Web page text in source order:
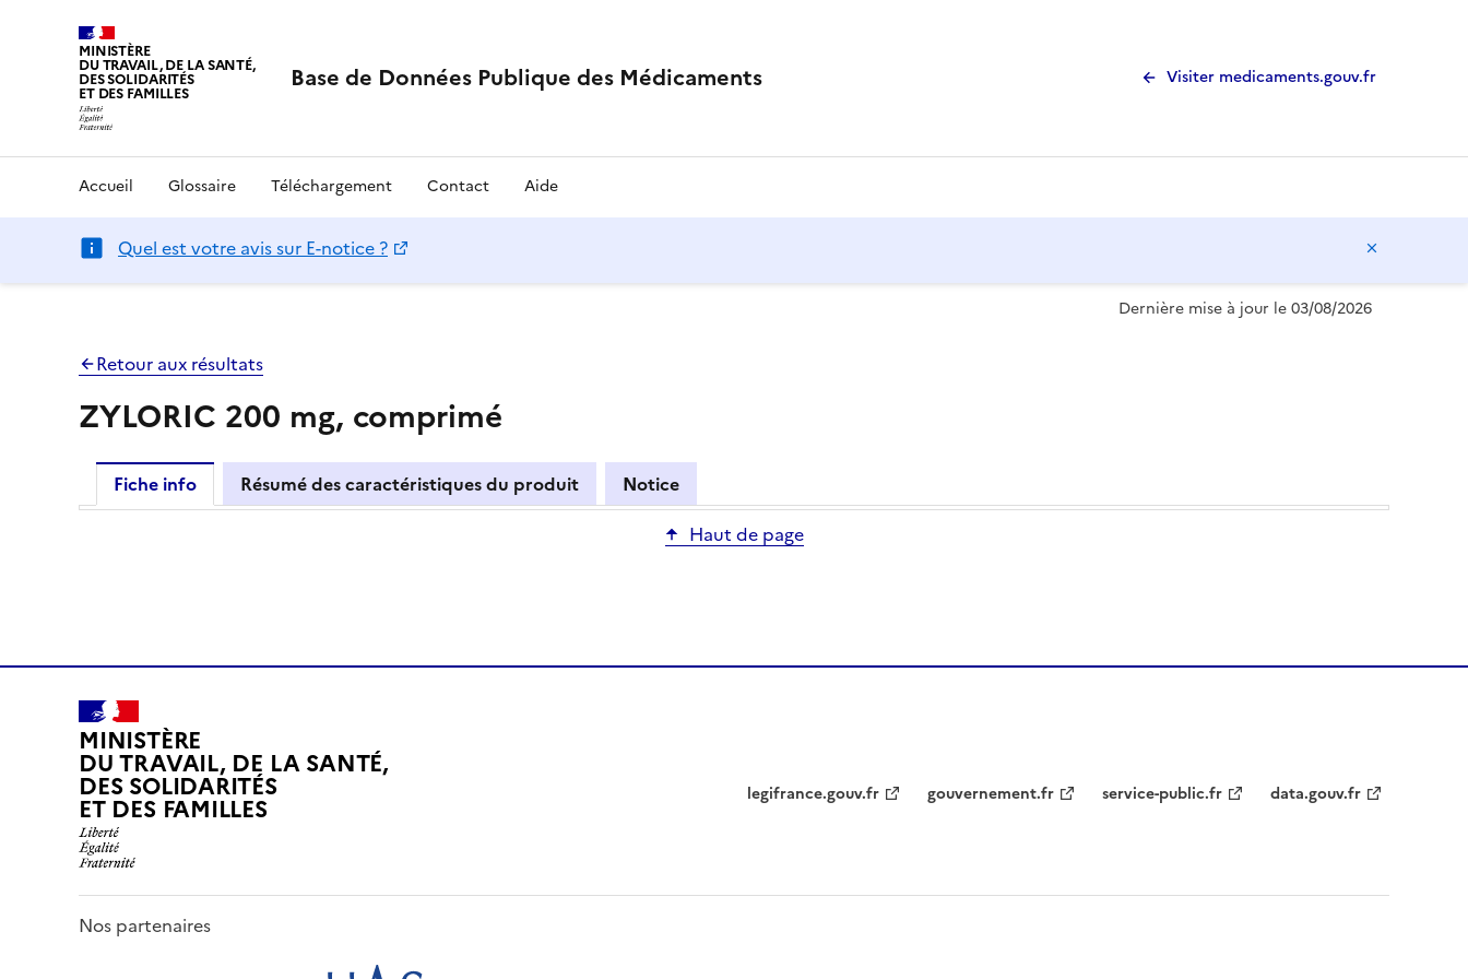
MINISTÈRE
DU TRAVAIL, DE LA SANTÉ,
DES SOLIDARITÉS
ET DES FAMILLES Base de Données Publique des Médicaments Visiter medicaments.gouv.fr
Accueil Glossaire Téléchargement Contact Aide
Quel est votre avis sur E-notice ?
Dernière mise à jour le 03/08/2026
Retour aux résultats
ZYLORIC 200 mg, comprimé
Fiche info Résumé des caractéristiques du produit
Notice
Haut de page
MINISTÈRE
DU TRAVAIL, DE LA SANTÉ,
DES SOLIDARITÉS
ET DES FAMILLES legifrance.gouv.fr gouvernement.fr service-public.fr data.gouv.fr
Nos partenaires